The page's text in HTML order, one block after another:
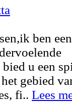
ben een
bied u een
gebied
fi.. Lees